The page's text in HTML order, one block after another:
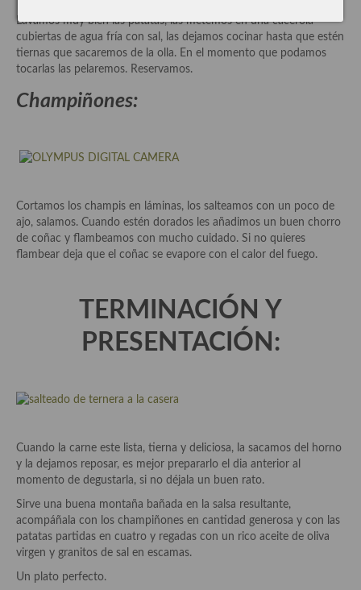
Cocina de Nicaragua
Cocina Mexicana
Cocina de Oriente Medio
Cocina israelí
Cocina Armenia
Cocina Siria
Cocina de Egipto
Cocina Oriental
Cocina Tailandesa
Cocina Japonesa
Lavamos muy bien las patatas, las metemos en una cacerola
cubiertas de agua fría con sal, las dejamos cocinar hasta que estén
tiernas que sacaremos de la olla. En el momento que podamos
tocarlas las pelaremos. Reservamos.
Champiñones:
Cortamos los champis en láminas, los salteamos con un poco de
ajo, salamos. Cuando estén dorados les añadimos un buen chorro
de coñac y flambeamos con mucho cuidado. Si no quieres
flambear deja que el coñac se evapore con el calor del fuego.
TERMINACIÓN Y
PRESENTACIÓN:
Cuando la carne este lista, tierna y deliciosa, la sacamos del horno
y la dejamos reposar, es mejor prepararlo el dia anterior al
momento de degustarla, si no déjala un buen rato.
Sirve una buena montaña bañada en la salsa resultante,
acompáñala con los champiñones en cantidad generosa y con las
patatas partidas en cuatro y regadas con un rico aceite de oliva
virgen y granitos de sal en escamas.
Un plato perfecto.